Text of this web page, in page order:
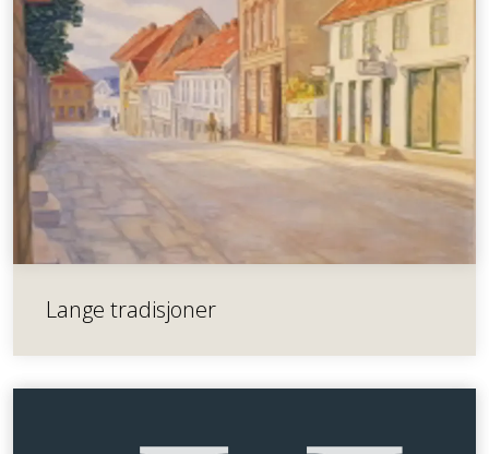
Lange tradisjoner